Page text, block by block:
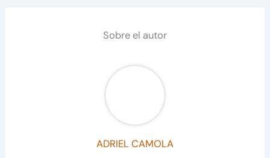
Sobre el autor
ADRIEL CAMOLA